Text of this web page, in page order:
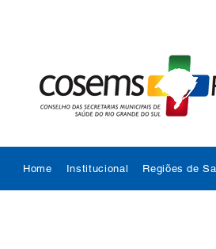
Home Institucional Regiões de